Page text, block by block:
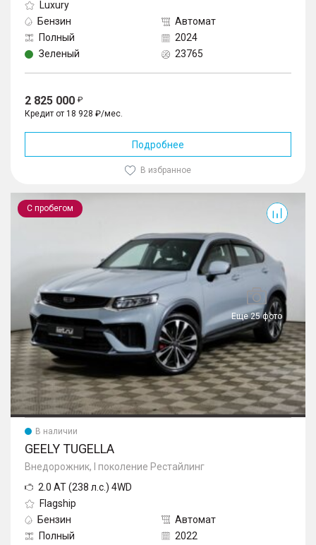
Luxury
Бензин
Автомат
Полный
2024
Зеленый
23765
2 825 000
Кредит от 18 928 ₽/мес.
Подробнее
В избранное
С пробегом
Еще 25 фото
Tugella
В наличии
GEELY TUGELLA
Внедорожник, I поколение Рестайлинг
2.0 AT (238 л.с.) 4WD
Flagship
Бензин
Автомат
Полный
2022